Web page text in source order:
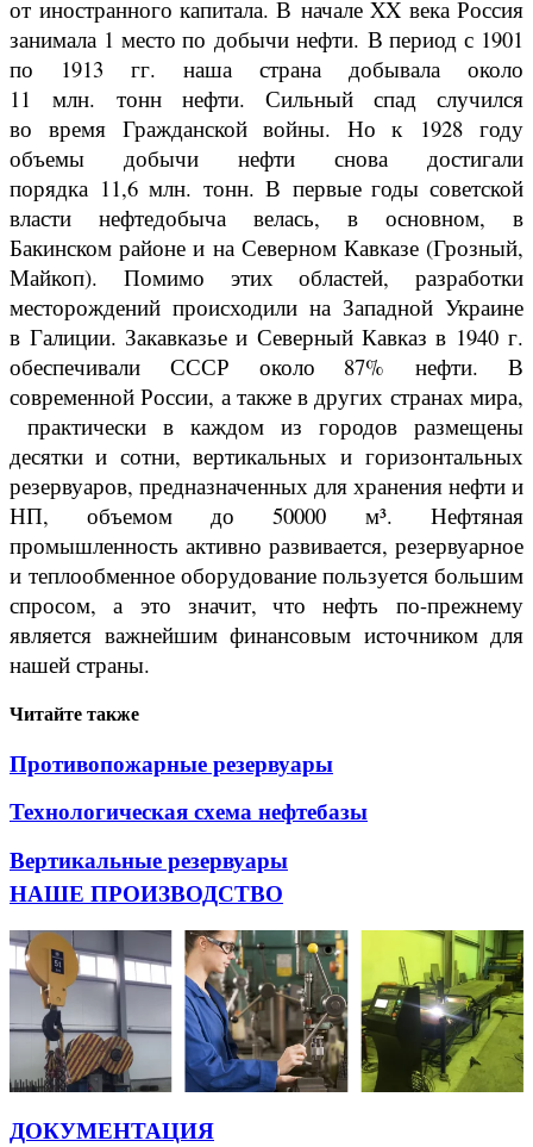
от иностранного капитала. В начале XX века Россия
занимала 1 место по добычи нефти. В период с 1901
по 1913 гг. наша страна добывала около
11 млн. тонн нефти. Сильный спад случился
во время Гражданской войны. Но к 1928 году
объемы добычи нефти снова достигали
порядка 11,6 млн. тонн. В первые годы советской
власти нефтедобыча велась, в основном, в
Бакинском районе и на Северном Кавказе (Грозный,
Майкоп). Помимо этих областей, разработки
месторождений происходили на Западной Украине
в Галиции. Закавказье и Северный Кавказ в 1940 г.
обеспечивали СССР около 87% нефти. В
современной России, а также в других странах мира,
практически в каждом из городов размещены
десятки и сотни, вертикальных и горизонтальных
резервуаров, предназначенных для хранения нефти и
НП, объемом до 50000 м³. Нефтяная
промышленность активно развивается, резервуарное
и теплообменное оборудование пользуется большим
спросом, а это значит, что нефть по-прежнему
является важнейшим финансовым источником для
нашей страны.
Читайте также
Противопожарные резервуары
Технологическая схема нефтебазы
Вертикальные резервуары
НАШЕ ПРОИЗВОДСТВО
ДОКУМЕНТАЦИЯ